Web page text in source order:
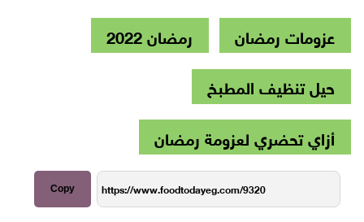
عزومات رمضان
رمضان 2022
حيل تنظيف المطبخ
أزاي تحضري لعزومة رمضان
Copy